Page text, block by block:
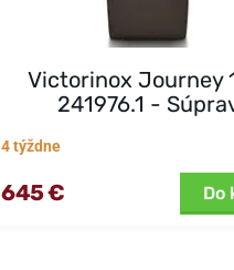
Victorinox Journey
241976.1 -
4 týždne
645 € Do